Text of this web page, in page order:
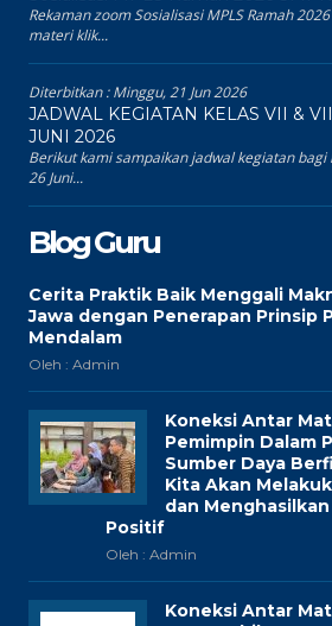
Rekaman zoom Sosialisasi MPLS Ramah
materi klik...
Diterbitkan :Minggu, 21 Jun 2026
JADWAL KEGIATAN KELAS VII &
JUNI 2026
Berikut kami sampaikan jadwal kegiatan bagi
26 Juni...
Blog Guru
Cerita Praktik Baik Menggali
Jawa dengan Penerapan Prinsip
Mendalam
Oleh : Admin
Koneksi Antar
Pemimpin Dalam
Sumber Daya
Kita Akan
dan Menghasilkan
Positif
Oleh : Admin
Koneksi Antar